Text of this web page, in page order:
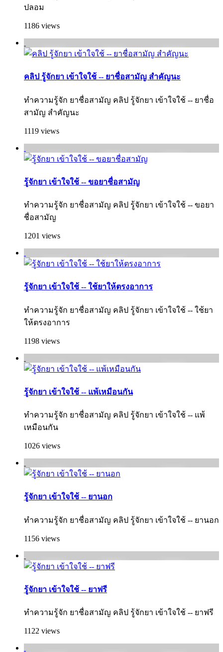
ปลอม
1186 views
คลิป รู้จักยา เข้าใจใช้ -- ยาชื่อสามัญ สำคัญนะ
ทำความรู้จัก ยาชื่อสามัญ คลิป รู้จักยา เข้าใจใช้ -- ยาชื่อ
สามัญ สำคัญนะ
1119 views
รู้จักยา เข้าใจใช้ -- ขอยาชื่อสามัญ
ทำความรู้จัก ยาชื่อสามัญ คลิป รู้จักยา เข้าใจใช้ -- ขอยา
ชื่อสามัญ
1201 views
รู้จักยา เข้าใจใช้ -- ใช้ยาให้ตรงอาการ
ทำความรู้จัก ยาชื่อสามัญ คลิป รู้จักยา เข้าใจใช้ -- ใช้ยา
ให้ตรงอาการ
1198 views
รู้จักยา เข้าใจใช้ -- แพ้เหมือนกัน
ทำความรู้จัก ยาชื่อสามัญ คลิป รู้จักยา เข้าใจใช้ -- แพ้
เหมือนกัน
1026 views
รู้จักยา เข้าใจใช้ -- ยานอก
ทำความรู้จัก ยาชื่อสามัญ คลิป รู้จักยา เข้าใจใช้ -- ยานอก
1156 views
รู้จักยา เข้าใจใช้ -- ยาฟรี
ทำความรู้จัก ยาชื่อสามัญ คลิป รู้จักยา เข้าใจใช้ -- ยาฟรี
1122 views